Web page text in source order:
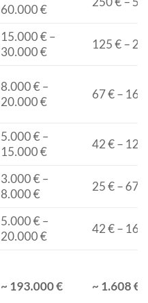
60.000 €
15.000 € –
30.000 €
125 € –
8.000 € –
20.000 €
67 € – 167
5.000 € –
15.000 €
42 € – 125
3.000 € –
8.000 €
25 € – 67 €
5.000 € –
20.000 €
42 € – 167
~ 193.000 € ~ 1.608 €